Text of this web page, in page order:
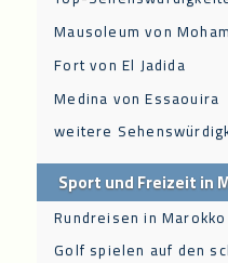
Mausoleum von
Fort von El Jadida
Medina von Essaouira
weitere
Sport und Freizeit in
Rundreisen in Marokko
Golf spielen auf den